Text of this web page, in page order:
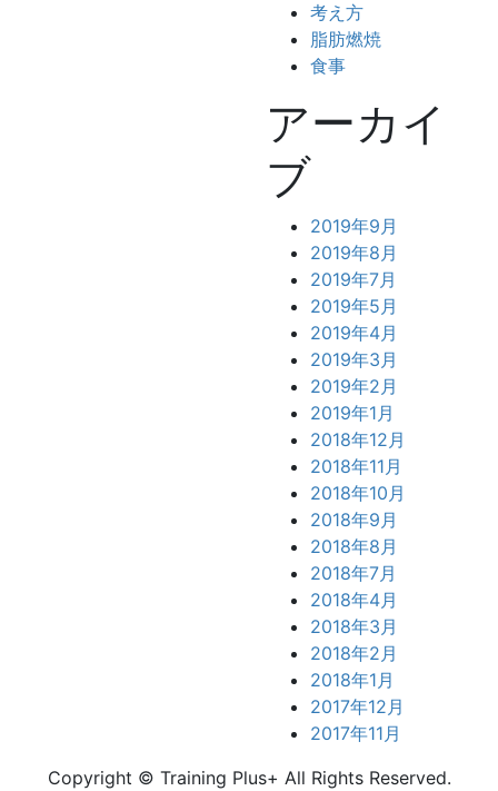
考え方
脂肪燃焼
食事
アーカイ
ブ
2019年9月
2019年8月
2019年7月
2019年5月
2019年4月
2019年3月
2019年2月
2019年1月
2018年12月
2018年11月
2018年10月
2018年9月
2018年8月
2018年7月
2018年4月
2018年3月
2018年2月
2018年1月
2017年12月
2017年11月
Copyright © Training Plus+ All Rights Reserved.